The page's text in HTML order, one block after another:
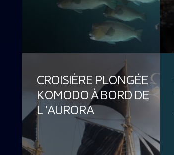
CROISIÈRE PLONGÉE
KOMODO À BORD DE
L 'AURORA